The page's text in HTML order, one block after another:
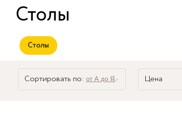
Столы
Столы
Сортировать по: от А до Я Цена